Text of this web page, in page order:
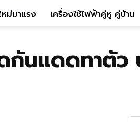
หม่มาแรง เครื่องใช้ไฟฟ้าคู่หู คู่บ้าน
นแดดทาตัว